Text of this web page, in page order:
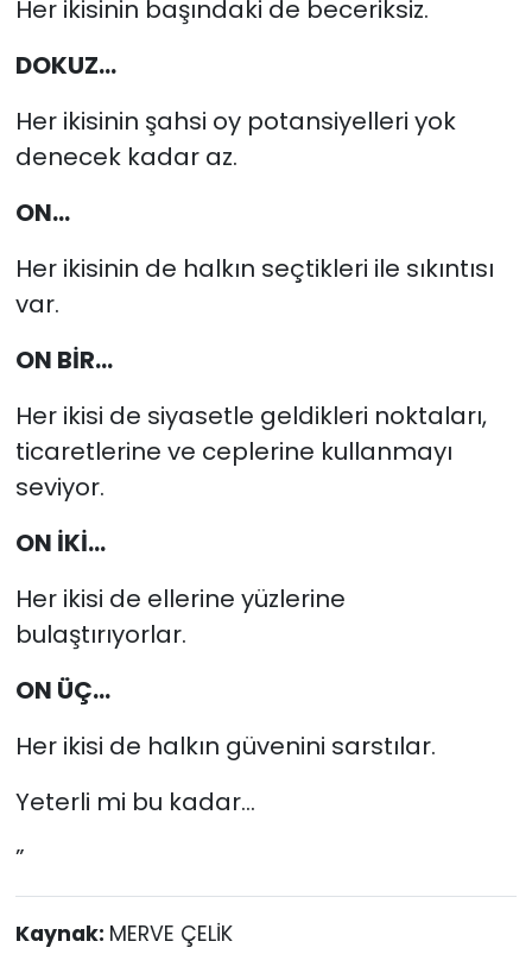
Her ikisinin başındaki de beceriksiz.
DOKUZ...
Her ikisinin şahsi oy potansiyelleri yok
denecek kadar az.
ON...
Her ikisinin de halkın seçtikleri ile sıkıntısı
var.
ON BİR...
Her ikisi de siyasetle geldikleri noktaları,
ticaretlerine ve ceplerine kullanmayı
seviyor.
ON İKİ...
Her ikisi de ellerine yüzlerine
bulaştırıyorlar.
ON ÜÇ...
Her ikisi de halkın güvenini sarstılar.
Yeterli mi bu kadar...
”
Kaynak: MERVE ÇELİK